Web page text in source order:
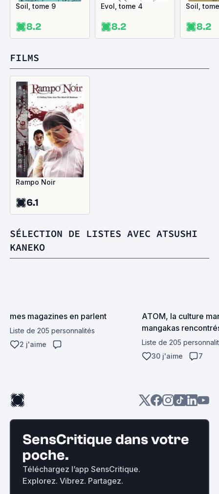
Soil, tome 9
8.2
Evol, tome 4
8.2
Soil,
8.2
FILMS
Rampo Noir
6.1
SÉLECTION DE LISTES AVEC ATSUSHI
KANEKO
mes magazines en parlent
Liste de 205 personnalités
2 j'aime
ATOM, la culture
mangakas
analysés)
Liste de 205
30 j'aime
7
SensCritique dans votre
poche.
Téléchargez l’app SensCritique.
Explorez. Vibrez. Partagez.